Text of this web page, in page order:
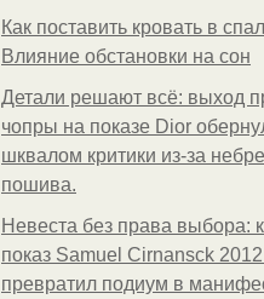
Как поставить кровать в
Влияние обстановки на сон
Детали решают всё: выход
чопры на показе Dior
шквалом критики из-за
пошива.
Невеста без права выбора:
показ Samuel Cirnansck 2012
превратил подиум в